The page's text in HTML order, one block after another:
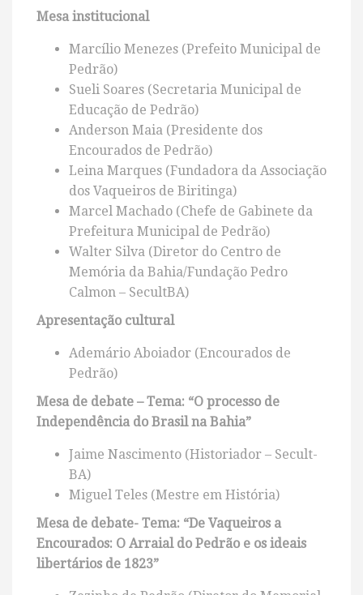
Mesa institucional
Marcílio Menezes (Prefeito Municipal de
Pedrão)
Sueli Soares (Secretaria Municipal de
Educação de Pedrão)
Anderson Maia (Presidente dos
Encourados de Pedrão)
Leina Marques (Fundadora da Associação
dos Vaqueiros de Biritinga)
Marcel Machado (Chefe de Gabinete da
Prefeitura Municipal de Pedrão)
Walter Silva (Diretor do Centro de
Memória da Bahia/Fundação Pedro
Calmon – SecultBA)
Apresentação cultural
Ademário Aboiador (Encourados de
Pedrão)
Mesa de debate – Tema: “O processo de
Independência do Brasil na Bahia”
Jaime Nascimento (Historiador – Secult-
BA)
Miguel Teles (Mestre em História)
Mesa de debate- Tema: “De Vaqueiros a
Encourados: O Arraial do Pedrão e os ideais
libertários de 1823”